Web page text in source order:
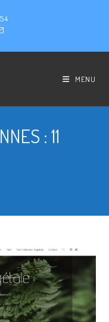
MENU
: 11